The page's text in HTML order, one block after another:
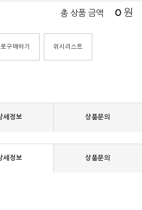
총 상품 금액 0 원
구매하기 위시리스트
세정보 상품문의
세정보 상품문의